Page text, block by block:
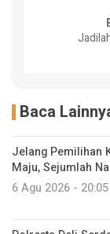
Baca
Jelang Pemilihan
Maju, Sejumlah
6 Agu 2026 -